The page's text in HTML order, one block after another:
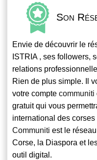
Son
Envie de découvrir le
ISTRIA , ses followers,
relations
Rien de plus simple. Il
votre compte communiti
gratuit qui vous
international des
Communiti est le
Corse, la Diaspora et
outil digital.